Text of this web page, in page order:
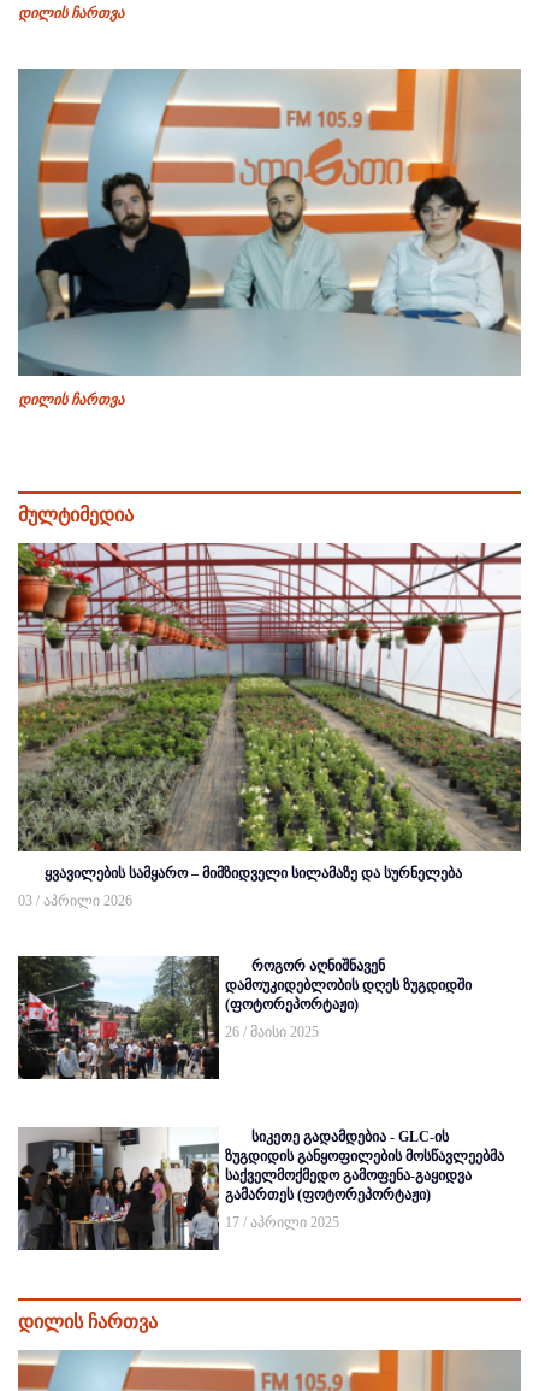
დილის ჩართვა
დილის ჩართვა
მულტიმედია
ყვავილების სამყარო – მიმზიდველი სილამაზე და სურნელება
03 / აპრილი 2026
როგორ აღნიშნავენ
დამოუკიდებლობის დღეს ზუგდიდში
(ფოტორეპორტაჟი)
26 / მაისი 2025
სიკეთე გადამდებია - GLC-ის
ზუგდიდის განყოფილების მოსწავლეებმა
საქველმოქმედო გამოფენა-გაყიდვა
გამართეს (ფოტორეპორტაჟი)
17 / აპრილი 2025
დილის ჩართვა